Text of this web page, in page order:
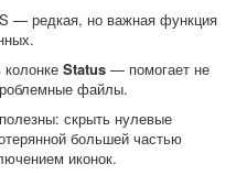
— редкая, но важная функция
Status — помогает не
файлы.
скрыть нулевые
большей частью
иконок.